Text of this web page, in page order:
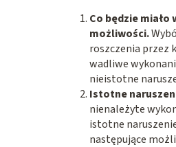
Co będzie miało
możliwości.
roszczenia przez
wadliwe
nieistotne
Istotne
nienależyte
istotne
następujące